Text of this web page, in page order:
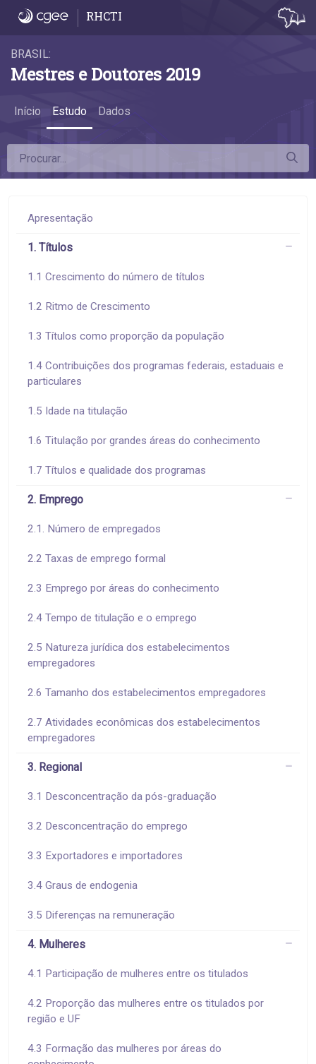
6.6 Remuneração por atividade
RHCTI
BRASIL:
Mestres e Doutores 2019
Início Estudo Dados
Apresentação
1. Títulos
1.1 Crescimento do número de títulos
1.2 Ritmo de Crescimento
1.3 Títulos como proporção da população
1.4 Contribuições dos programas federais, estaduais e
particulares
1.5 Idade na titulação
1.6 Titulação por grandes áreas do conhecimento
1.7 Títulos e qualidade dos programas
2. Emprego
2.1. Número de empregados
2.2 Taxas de emprego formal
2.3 Emprego por áreas do conhecimento
2.4 Tempo de titulação e o emprego
2.5 Natureza jurídica dos estabelecimentos
empregadores
2.6 Tamanho dos estabelecimentos empregadores
2.7 Atividades econômicas dos estabelecimentos
empregadores
3. Regional
3.1 Desconcentração da pós-graduação
3.2 Desconcentração do emprego
3.3 Exportadores e importadores
3.4 Graus de endogenia
3.5 Diferenças na remuneração
4. Mulheres
4.1 Participação de mulheres entre os titulados
4.2 Proporção das mulheres entre os titulados por
região e UF
4.3 Formação das mulheres por áreas do